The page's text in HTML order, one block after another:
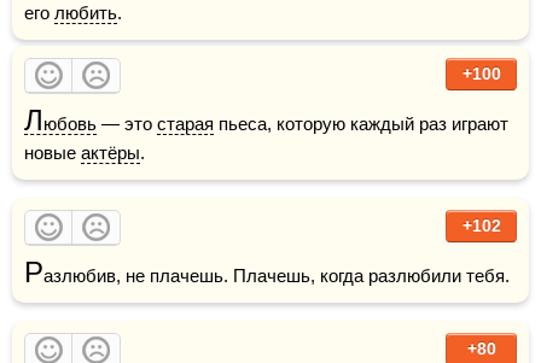
его любить.
+100
Любовь — это старая пьеса, которую каждый раз играют
новые актёры.
+102
Разлюбив, не плачешь. Плачешь, когда разлюбили тебя.
+80